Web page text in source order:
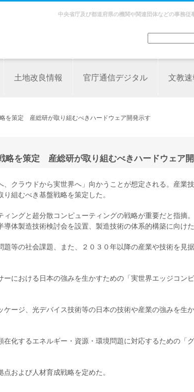
中央省庁及び都道府県の機関や関連団体などの事務
土地改良情報 官庁通信デジタル 文教速
を策定 産総研が取り組むべきハードウェア開発示す
略を策定 産総研が取り組むべきハードウェア
クラウドから実世界へ」向かうことが想定される。産業
組むべき基盤戦略を策定した。
ングと超分散コンピューティングの戦略が重要だと指摘
体製造技術検討会を設置、製造技術の体系的構築に向けた
等の社会課題、また、２０３０年以降の産業や技術を見
における日本の強みを生かすための「実世界エッジコン
ージ、光デバイス技術等の日本の技術や産業の強みを生
化するエネルギー・資源・環境問題に対応するための「
および人材育成戦略を定めた。